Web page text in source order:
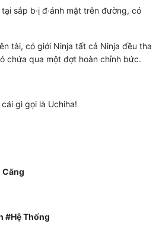
sắp b·ị đ·ánh mặt trên đường, có
tài, có giới Ninja tất cả Ninja đều tha
chứa qua một đợt hoàn chỉnh bức.
gì gọi là Uchiha!
Căng
#Hệ Thống